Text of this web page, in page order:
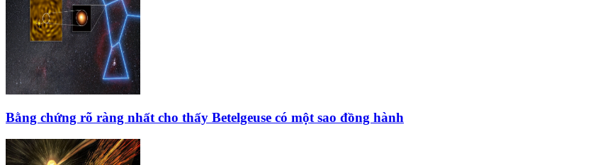
Bằng chứng rõ ràng nhất cho thấy Betelgeuse có một sao đồng hành